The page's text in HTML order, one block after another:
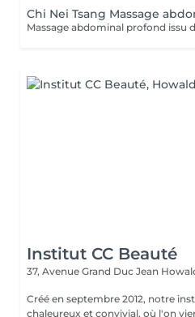
Chi Nei Tsang Massage
Institut CC Beauté
37, Avenue Grand Duc Jean
Créé en septembre 2012, notre
chaleureux et convivial, où l'on